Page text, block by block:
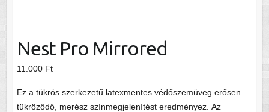
Nest Pro Mirrored
11.000 Ft
Ez a tükrös szerkezetű latexmentes védőszemüveg erősen
tükröződő, merész színmegjelenítést eredményez. Az